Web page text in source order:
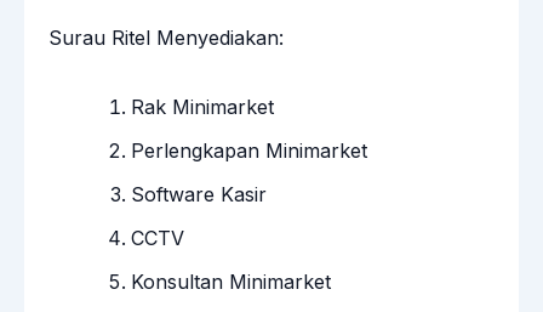
Surau Ritel Menyediakan:
Rak Minimarket
Perlengkapan Minimarket
Software Kasir
CCTV
Konsultan Minimarket